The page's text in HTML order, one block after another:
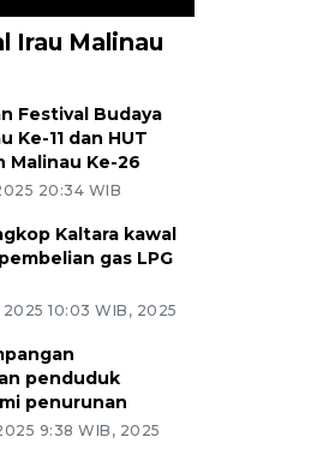
Irau Malinau
Festival Budaya
Ke-11 dan HUT
Malinau Ke-26
20:34 WIB
Kaltara kawal
gas LPG
10:03 WIB, 2025
penduduk
penurunan
9:38 WIB, 2025